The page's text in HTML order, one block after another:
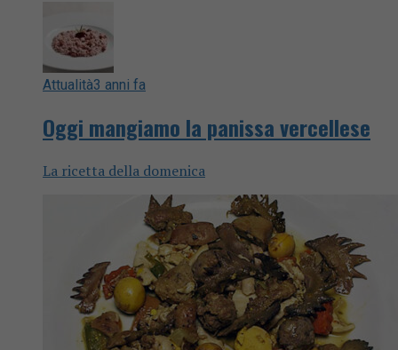
Attualità3 anni fa
Oggi mangiamo la panissa vercellese
La ricetta della domenica